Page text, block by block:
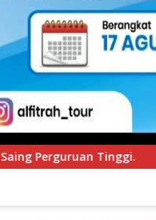
PT Pegadaian Kanwil VI